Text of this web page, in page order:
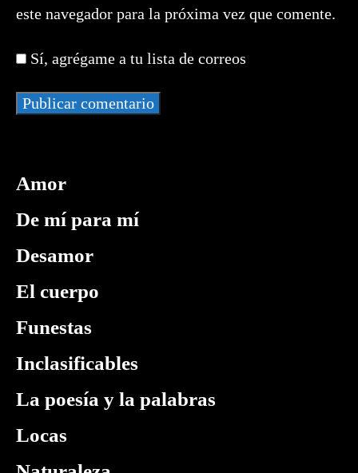
usuario
comentar
electrónico
comentar
de
(opcional)
este navegador para la próxima vez que comente.
Sí, agrégame a tu lista de correos
Amor
De mí para mí
Desamor
El cuerpo
Funestas
Inclasificables
La poesía y la palabras
Locas